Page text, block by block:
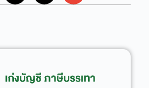
เก่งบัญชี ภาษีบรรเทา